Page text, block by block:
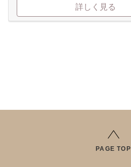
詳しく見る
PAGE TOP